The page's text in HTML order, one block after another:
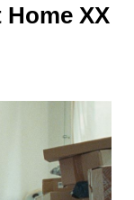
Home XX